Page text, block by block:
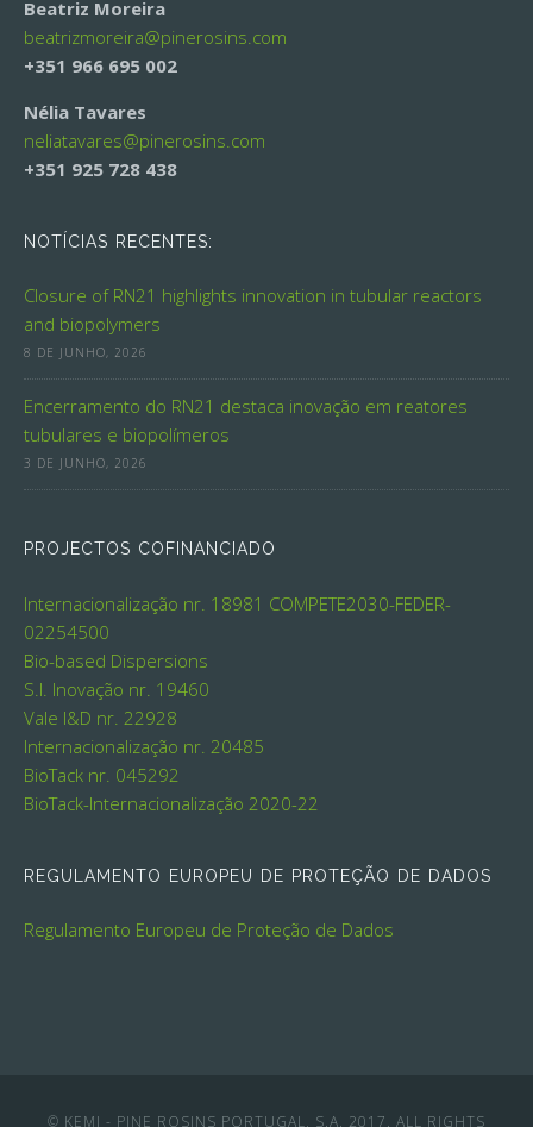
Beatriz Moreira
beatrizmoreira@pinerosins.com
+351 966 695 002
Nélia Tavares
neliatavares@pinerosins.com
+351 925 728 438
NOTÍCIAS RECENTES:
Closure of RN21 highlights innovation in tubular reactors
and biopolymers
8 DE JUNHO, 2026
Encerramento do RN21 destaca inovação em reatores
tubulares e biopolímeros
3 DE JUNHO, 2026
PROJECTOS COFINANCIADO
Internacionalização nr. 18981 COMPETE2030-FEDER-
02254500
Bio-based Dispersions
S.I. Inovação nr. 19460
Vale I&D nr. 22928
Internacionalização nr. 20485
BioTack nr. 045292
BioTack-Internacionalização 2020-22
REGULAMENTO EUROPEU DE PROTEÇÃO DE DADOS
Regulamento Europeu de Proteção de Dados
© KEMI - PINE ROSINS PORTUGAL, S.A. 2017. ALL RIGHTS